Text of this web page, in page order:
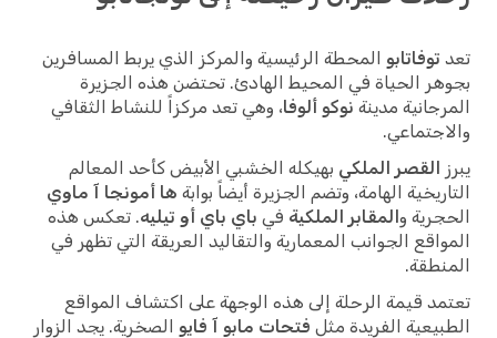
توفاتابو المحطة الرئيسية والمركز الذي يربط المسافرين
الحياة في المحيط الهادئ. تحتضن هذه الجزيرة
مدينةنوكو ألوفا، وهي تعد مركزاً للنشاط الثقافي
القصر الملكي بهيكله الخشبي الأبيض كأحد المعالم
الهامة، وتضم الجزيرة أيضاً بوابةها أمونجا آ ماوي
والمقابر الملكيةفيباي باي أو تيليه. تعكس هذه
الجوانب المعمارية والتقاليد العريقة التي تظهر في
قيمة الرحلة إلى هذه الوجهة على اكتشاف المواقع
الفريدة مثلفتحات مابو آ فايوالصخرية. يجد الزوار